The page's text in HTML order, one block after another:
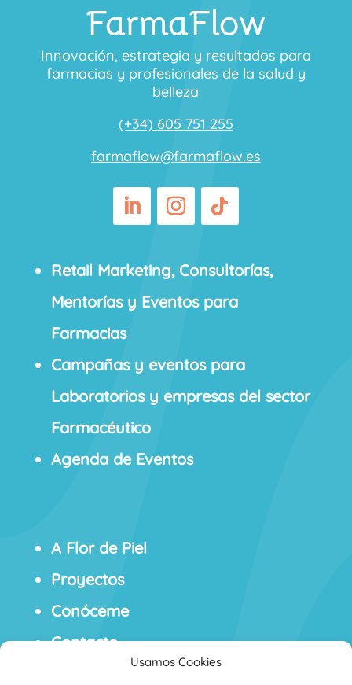
Usamos Cookies
FarmaFlow
Innovación, estrategia y resultados para
farmacias y profesionales de la salud y
belleza
(+34) 605 751 255
farmaflow@farmaflow.es
Retail Marketing, Consultorías,
Mentorías y Eventos para
Farmacias
Campañas y eventos para
Laboratorios y empresas del sector
Farmacéutico
Agenda de Eventos
A Flor de Piel
Proyectos
Conóceme
Contacto